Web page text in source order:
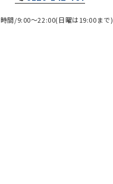
間/9:00～22:00(日曜は19:00まで)